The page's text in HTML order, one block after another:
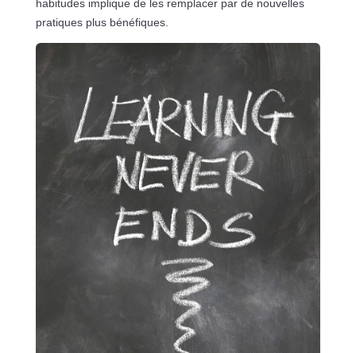
habitudes implique de les remplacer par de nouvelles
pratiques plus bénéfiques.